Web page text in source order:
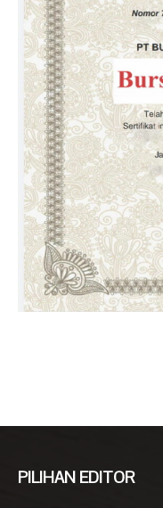
PILIHAN EDITOR